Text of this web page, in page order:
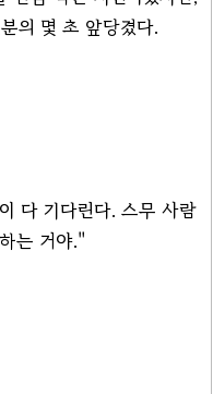
의 몇 초 앞당겼다.
다 기다린다. 스무 사람
는 거야."